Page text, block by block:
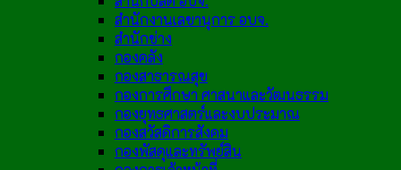
สำนักงานเลขานุการ อบจ.
สำนักช่าง
กองคลัง
กองสาธารณสุข
กองการศึกษา ศาสนาและวัฒนธรรม
กองยุทธศาสตร์และงบประมาณ
กองสวัสดิการสังคม
กองพัสดุและทรัพย์สิน